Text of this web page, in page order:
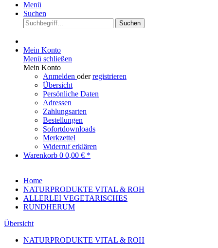
Menü
Suchen
Suchen
Mein Konto
Menü schließen
Mein Konto
Anmelden oderregistrieren
Übersicht
Persönliche Daten
Adressen
Zahlungsarten
Bestellungen
Sofortdownloads
Merkzettel
Widerruf erklären
Warenkorb 0 0,00 € *
Home
NATURPRODUKTE VITAL & ROH
ALLERLEI VEGETARISCHES
RUNDHERUM
Übersicht
NATURPRODUKTE VITAL & ROH